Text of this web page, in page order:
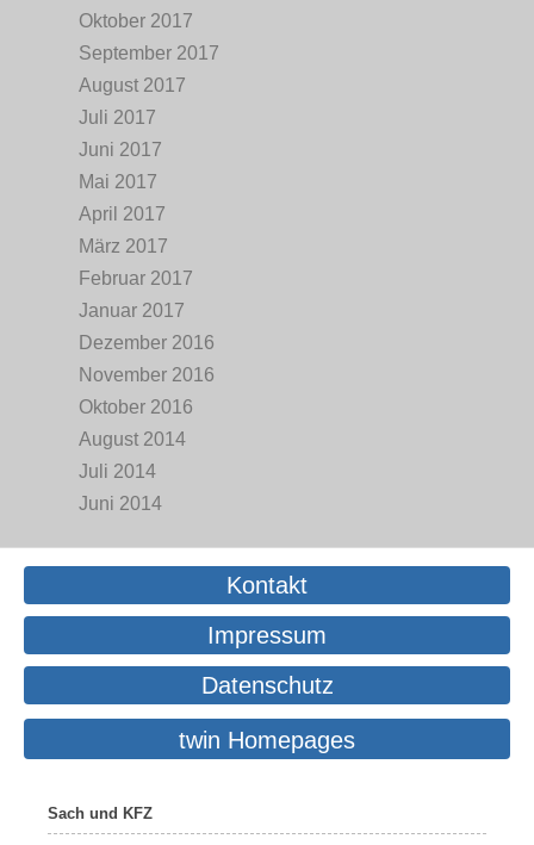
Oktober 2017
September 2017
August 2017
Juli 2017
Juni 2017
Mai 2017
April 2017
März 2017
Februar 2017
Januar 2017
Dezember 2016
November 2016
Oktober 2016
August 2014
Juli 2014
Juni 2014
Kontakt
Impressum
Datenschutz
twin Homepages
Sach und KFZ